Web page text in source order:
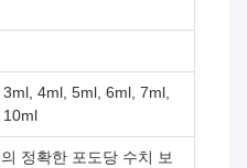
4ml, 5ml, 6ml, 7ml,
10ml
정확한 포도당 수치 보